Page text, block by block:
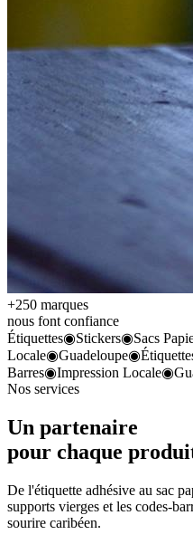
+250 marques
nous font confiance
Étiquettes◉Stickers◉Sacs
Locale◉Guadeloupe◉
Barres◉Impression Locale◉
Nos services
Un partenaire
pour chaque
De l'étiquette adhésive au sac
supports vierges et les codes-
sourire caribéen.